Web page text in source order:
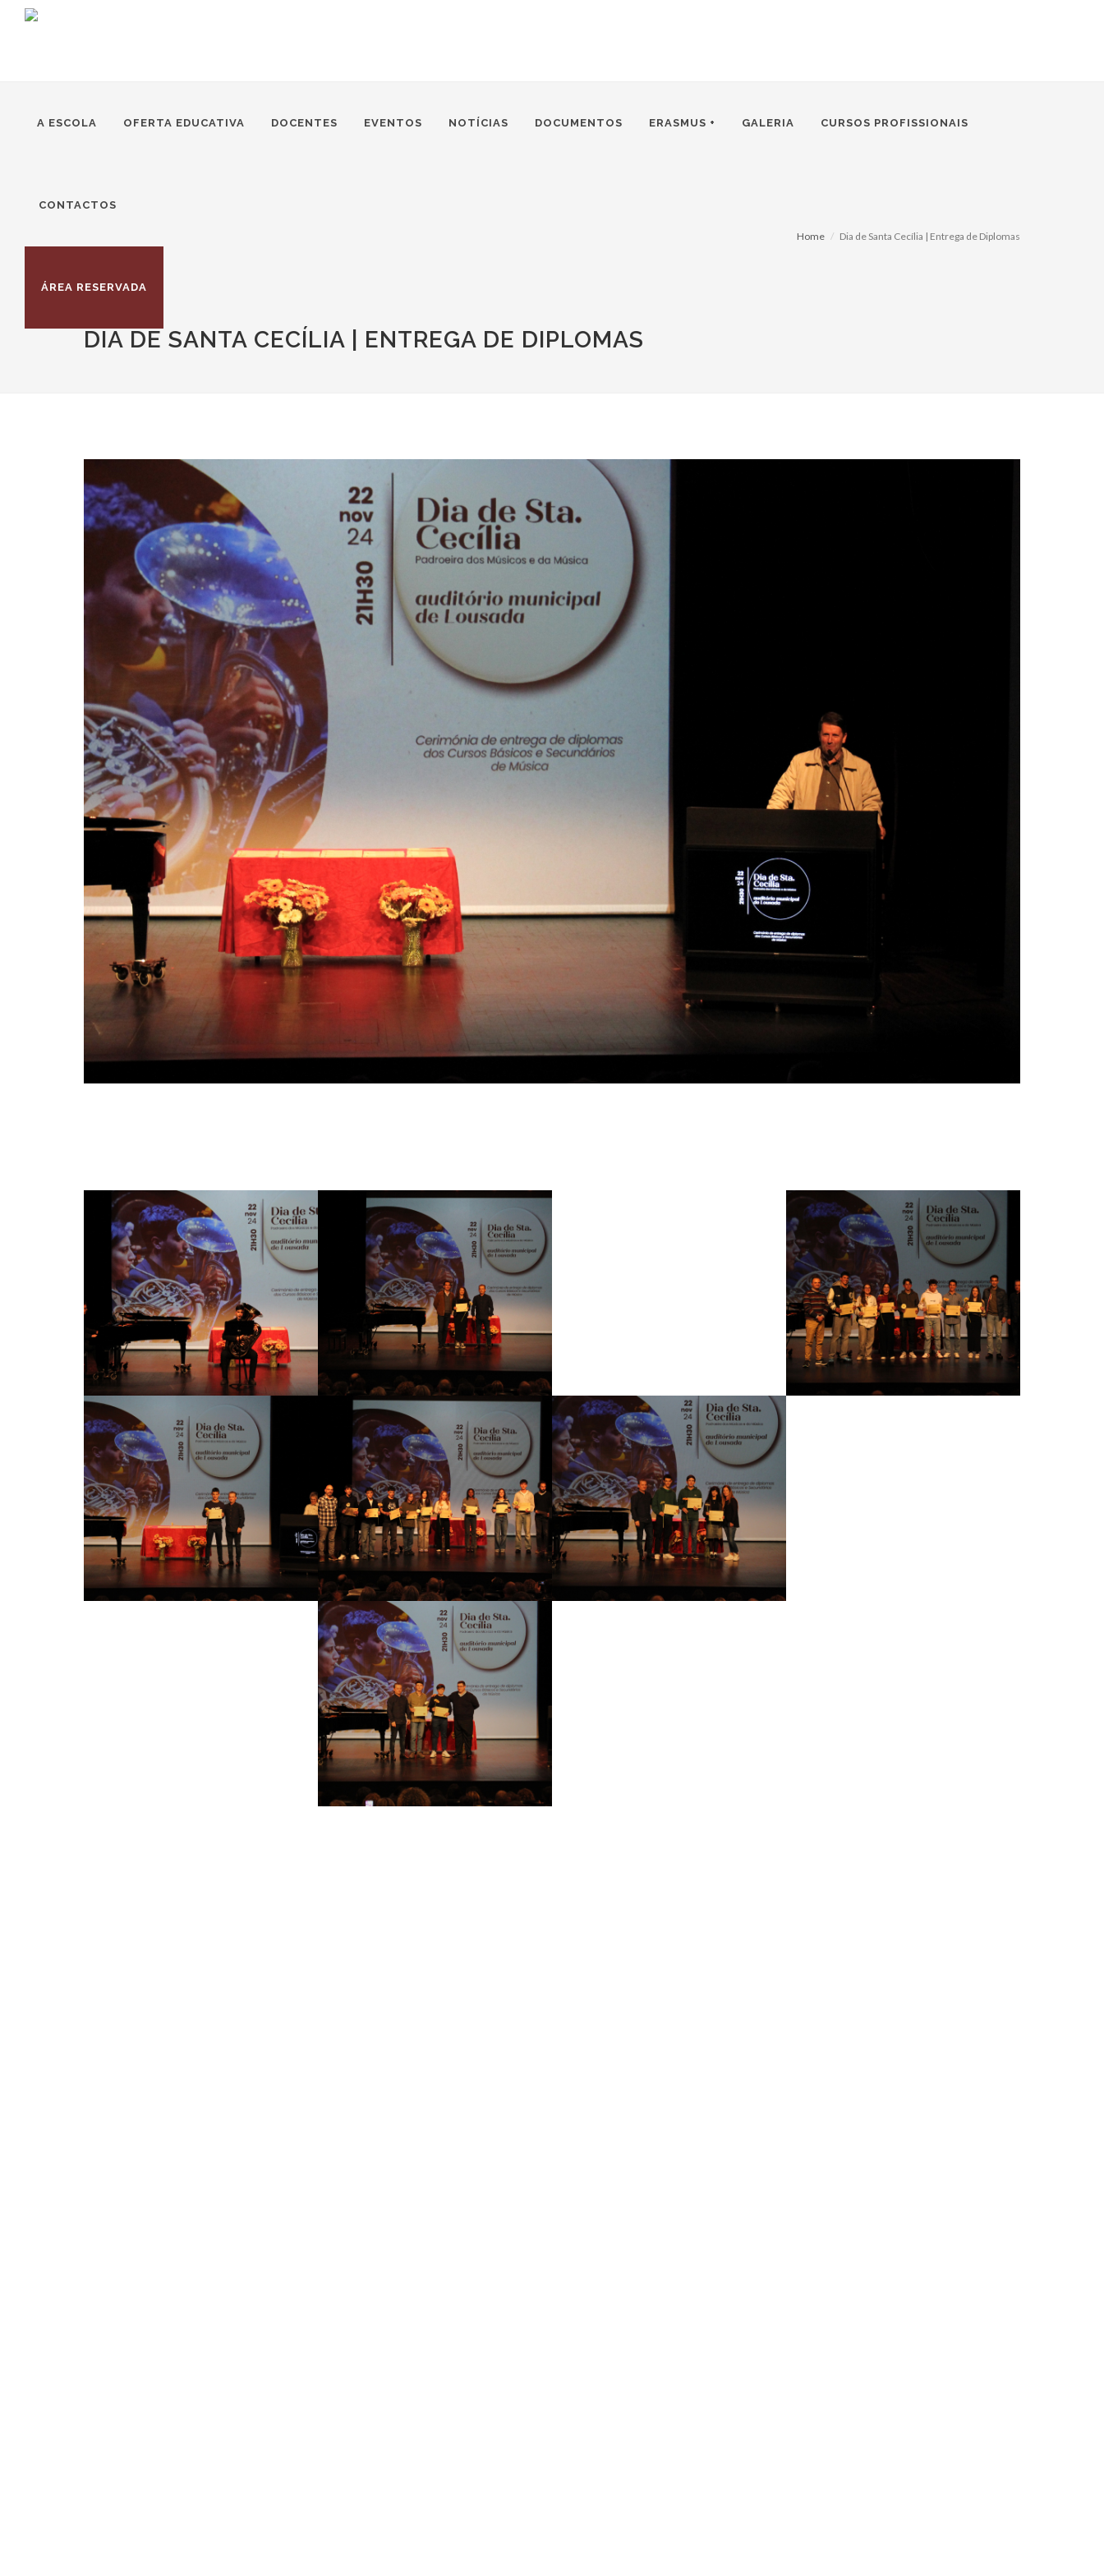
A ESCOLA OFERTA EDUCATIVA DOCENTES EVENTOS NOTÍCIAS DOCUMENTOS ERASMUS + GALERIA CURSOS PROFISSIONAIS
CONTACTOS
ÁREA RESERVADA
DIA DE SANTA CECÍLIA | ENTREGA DE DIPLOMAS
Home Dia de Santa Cecília | Entrega de Diplomas